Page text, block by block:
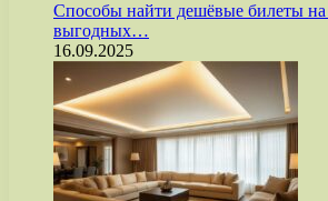
Способы найти дешёвые билеты на
выгодных…
16.09.2025